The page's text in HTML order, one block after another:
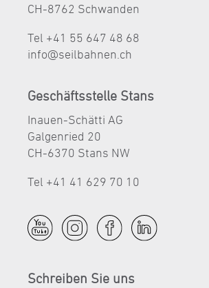
CH-8762 Schwanden
Tel +41 55 647 48 68
nf
s lb hn n ch
Geschäftsstelle Stans
Inauen-Schätti AG
Galgenried 20
CH-6370 Stans NW
Tel +41 41 629 70 10
Schreiben Sie uns